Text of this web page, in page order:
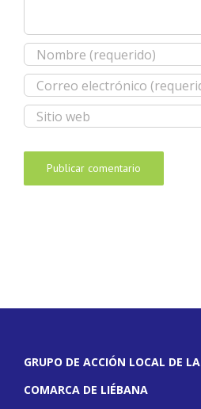
GRUPO DE ACCIÓN LOCAL DE LA
COMARCA DE LIÉBANA